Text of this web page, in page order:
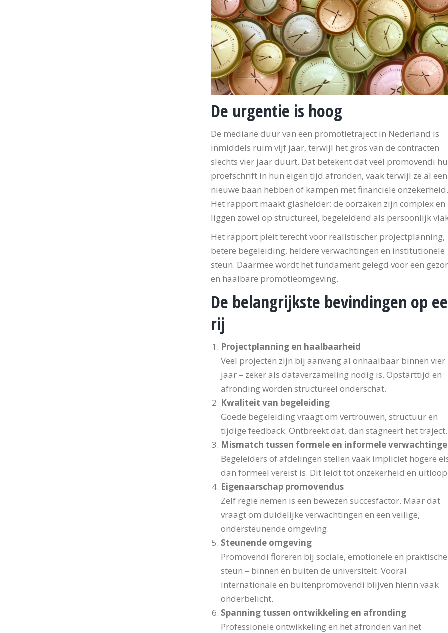
De urgentie is hoog
De mediane duur van een promotietraject in Nederland is
inmiddels ruim vijf jaar, terwijl het gros van de contracten
slechts vier jaar duurt. Dat betekent dat veel promovendi
proefschrift in hun eigen tijd afronden, vaak terwijl ze al een
nieuwe baan hebben of kampen met financiële onzekerheid.
Het rapport maakt glashelder: de oorzaken zijn complex en
liggen zowel op structureel, begeleidend als persoonlijk
Het rapport pleit terecht voor realistischer projectplanning,
betere begeleiding, heldere verwachtingen en institutionele
steun. Daarmee wordt het fundament gelegd voor een
en haalbare promotieomgeving.
De belangrijkste bevindingen op
rij
Projectplanning en haalbaarheid
Veel projecten zijn bij aanvang al onhaalbaar binnen vier
jaar – zeker als dataverzameling nodig is. Opstarttijd en
afronding worden structureel onderschat.
Kwaliteit van begeleiding
Goede begeleiding vraagt om vertrouwen, structuur en
tijdige feedback. Ontbreekt dat, dan stagneert het traject.
Mismatch tussen formele en informele
Begeleiders of afdelingen stellen vaak impliciet hogere
dan formeel vereist is. Dit leidt tot onzekerheid en
Eigenaarschap promovendus
Zelf regie nemen is een bewezen succesfactor. Maar dat
vraagt om duidelijke verwachtingen en een veilige,
ondersteunende omgeving.
Steunende omgeving
Promovendi floreren bij sociale, emotionele en praktische
steun – binnen én buiten de universiteit. Vooral
internationale en buitenpromovendi blijven hierin vaak
onderbelicht.
Spanning tussen ontwikkeling en afronding
Professionele ontwikkeling en het afronden van het